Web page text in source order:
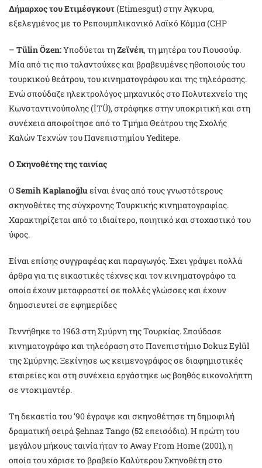
Δήμαρχος του Ετιμέσγκουτ(Etimesgut) στην Άγκυρα,
εξελεγμένος με το Ρεπουμπλικανικό Λαϊκό Κόμμα (CHP
– Tülin Özen:Υποδύεται τηΖεϊνέπ, τη μητέρα του Γιουσούφ.
Μία από τις πιο ταλαντούχες και βραβευμένες ηθοποιούς του
τουρκικού θεάτρου, του κινηματογράφου και της τηλεόρασης.
Ενώ σπούδαζε ηλεκτρολόγος μηχανικός στο Πολυτεχνείο της
Κωνσταντινούπολης (İTÜ), στράφηκε στην υποκριτική και στη
συνέχεια αποφοίτησε από το Τμήμα Θεάτρου της Σχολής
Καλών Τεχνών του Πανεπιστημίου Yeditepe.
O Σκηνοθέτης της ταινίας
ΟSemih Kaplanoğluείναι ένας από τους γνωστότερους
σκηνοθέτες της σύγχρονης Τουρκικής κινηματογραφίας.
Χαρακτηρίζεται από το ιδιαίτερο, ποιητικό και στοχαστικό του
ύφος.
Είναι επίσης συγγραφέας και παραγωγός. Έχει γράψει πολλά
άρθρα για τις εικαστικές τέχνες και τον κινηματογράφο τα
οποία έχουν μεταφραστεί σε πολλές γλώσσες και έχουν
δημοσιευτεί σε εφημερίδες
Γεννήθηκε το 1963 στη Σμύρνη της Τουρκίας. Σπούδασε
κινηματογράφο και τηλεόραση στο Πανεπιστήμιο Dokuz Eylül
της Σμύρνης. Ξεκίνησε ως κειμενογράφος σε διαφημιστικές
εταιρείες και στη συνέχεια εργάστηκε ως βοηθός εικονολήπτη
σε ντοκιμαντέρ.
Τη δεκαετία του ’90 έγραψε και σκηνοθέτησε τη δημοφιλή
δραματική σειρά Şehnaz Tango (52 επεισόδια). Η πρώτη του
μεγάλου μήκους ταινία ήταν το Away From Home (2001), η
οποία του χάρισε το βραβείο Καλύτερου Σκηνοθέτη στο